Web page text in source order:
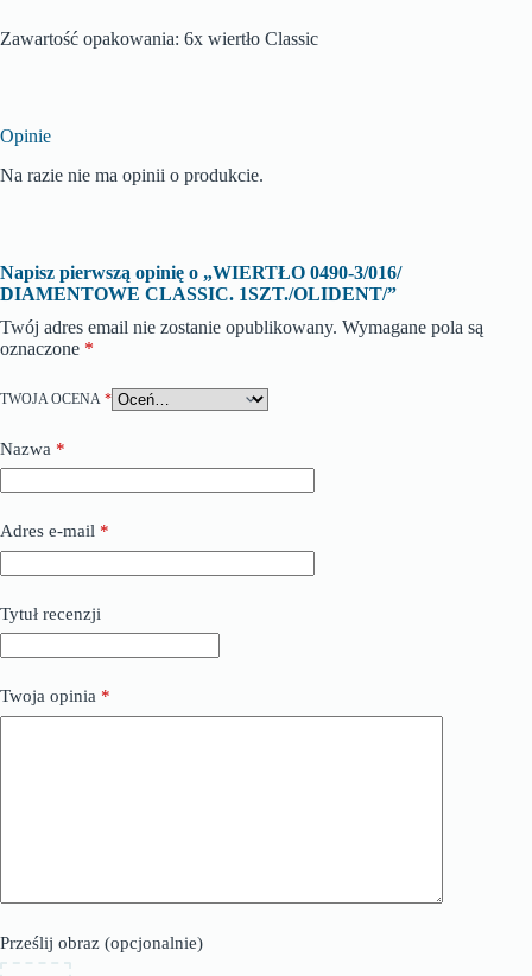
Zawartość opakowania: 6x wiertło Classic
Opinie
Na razie nie ma opinii o produkcie.
Napisz pierwszą opinię o „WIERTŁO 0490-3/016/
DIAMENTOWE CLASSIC. 1SZT./OLIDENT/”
Twój adres email nie zostanie opublikowany. Wymagane pola są
oznaczone *
TWOJA OCENA *
Nazwa *
Adres e-mail *
Tytuł recenzji
Twoja opinia *
Prześlij obraz (opcjonalnie)